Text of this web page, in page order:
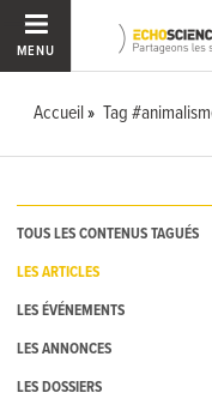
MENU
Accueil Tag
TOUS LES CONTENUS TAGUÉS
LES ARTICLES
LES ÉVÉNEMENTS
LES ANNONCES
LES DOSSIERS